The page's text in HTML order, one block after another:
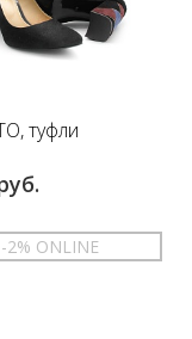
туфли
-2% ONLINE